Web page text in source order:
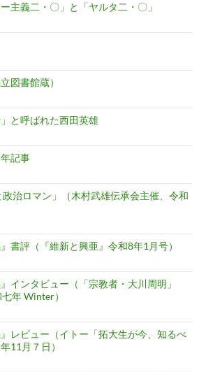
主義二・〇」と「ヤルタ二・〇」
図書館蔵）
と呼ばれた西田英雄
記事
政治ロマン」（木村武雄伝承会主催、令和
書評（『維新と興亜』令和8年1月号）
インタビュー（「宗教者・大川周明」
年 Winter）
レビュー（イトー「拓大生が今、知るべ
11月７日）